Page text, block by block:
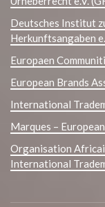
Deutsches Institut
Herkunftsangaben
Europaen
European Brands
International
Marques –
Organisation
International